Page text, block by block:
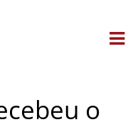
o